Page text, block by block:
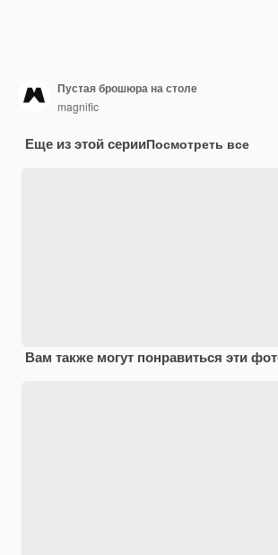
Пустая брошюра на столе
magnific
Еще из этой серииПосмотреть все
Вам также могут понравиться эти